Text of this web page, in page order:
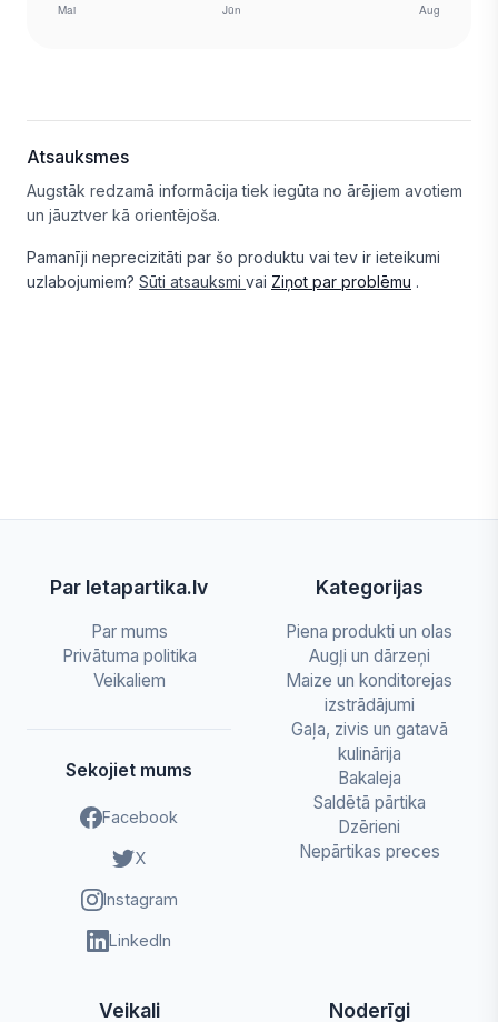
Atsauksmes
Augstāk redzamā informācija tiek iegūta no ārējiem avotiem
un jāuztver kā orientējoša.
Pamanīji neprecizitāti par šo produktu vai tev ir ieteikumi
uzlabojumiem? Sūti atsauksmi vai Ziņot par problēmu .
Par letapartika.lv
Par mums
Privātuma politika
Veikaliem
Sekojiet mums
Facebook
X
Instagram
LinkedIn
Kategorijas
Piena produkti un olas
Augļi un dārzeņi
Maize un konditorejas
izstrādājumi
Gaļa, zivis un gatavā
kulinārija
Bakaleja
Saldētā pārtika
Dzērieni
Nepārtikas preces
Veikali Noderīgi